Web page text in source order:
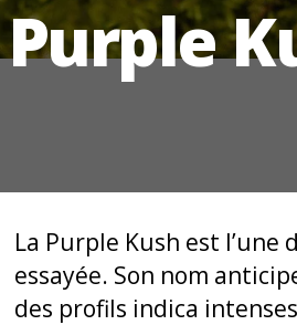
Purple
La Purple Kush est
essayée. Son nom
des profils indica